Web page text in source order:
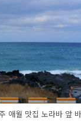
애월 맛집 노라바 앞